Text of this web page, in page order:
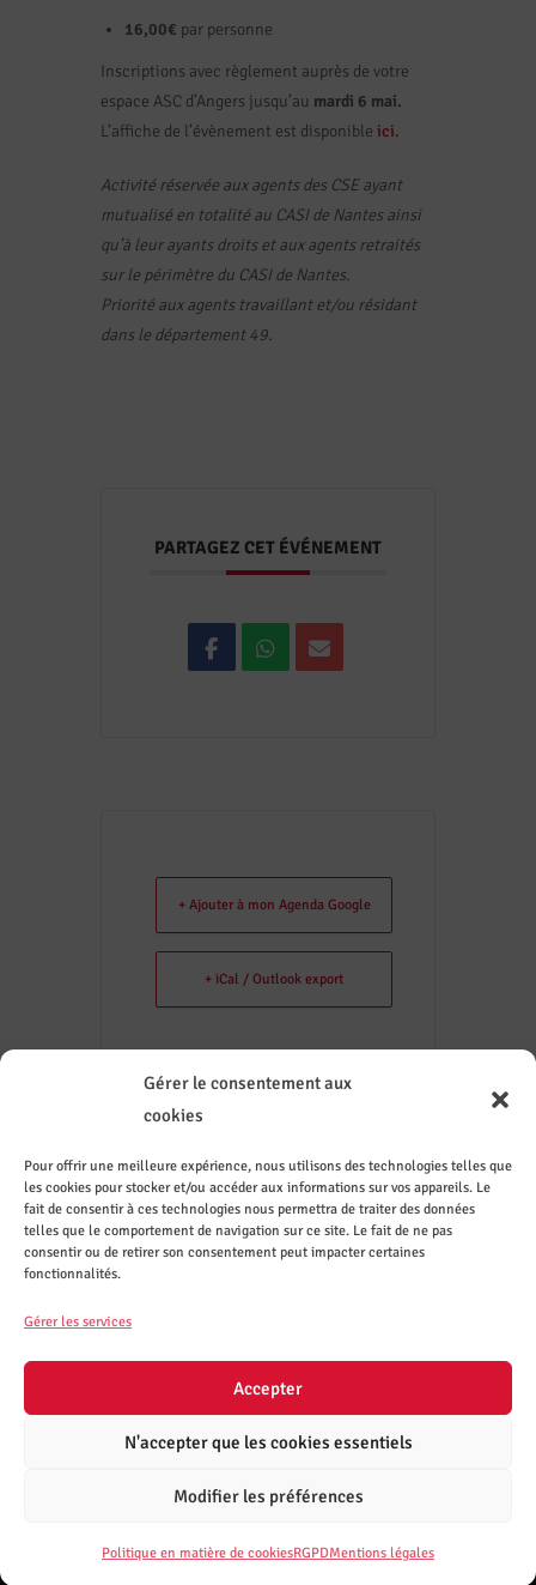
Gérer le consentement aux
cookies
Pour offrir une meilleure expérience, nous utilisons des technologies telles que
les cookies pour stocker et/ou accéder aux informations sur vos appareils. Le
fait de consentir à ces technologies nous permettra de traiter des données
telles que le comportement de navigation sur ce site. Le fait de ne pas
consentir ou de retirer son consentement peut impacter certaines
fonctionnalités.
Gérer les services
Accepter
N'accepter que les cookies essentiels
Modifier les préférences
Politique en matière de cookiesRGPDMentions légales
16,00€ par personne
Inscriptions avec règlement auprès de votre
espace ASC d’Angers jusqu’au mardi 6 mai.
L’affiche de l’évènement est disponible ici.
Activité réservée aux agents des CSE ayant
mutualisé en totalité au CASI de Nantes ainsi
qu’à leur ayants droits et aux agents retraités
sur le périmètre du CASI de Nantes.
Priorité aux agents travaillant et/ou résidant
dans le département 49.
PARTAGEZ CET ÉVÉNEMENT
+ Ajouter à mon Agenda Google
+ iCal / Outlook export
Contact
ez le
CASI de
Nantes
Sur les
réseaux
sociaux
Recevez
les
actuali
tés par
mail
mailing-
Le CASI
recrute
Mentions légales RGPD Cookies
Copyright CASI de Nantes